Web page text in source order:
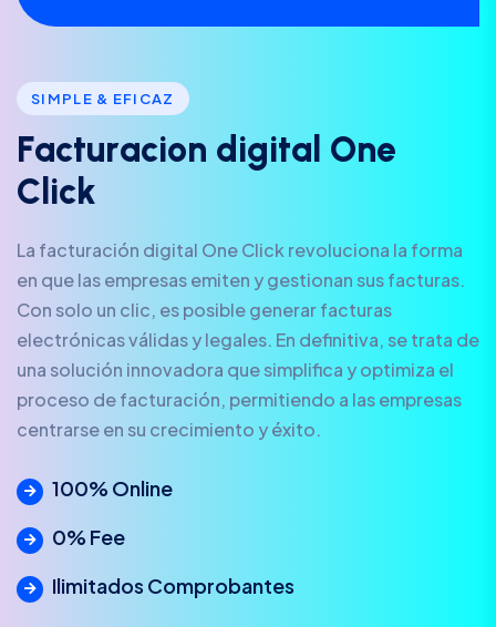
SIMPLE & EFICAZ
Facturacion d igita One
C ick
La facturación digital One Click revoluciona la forma
en que las empresas emiten y gestionan sus facturas.
Con solo un clic, es posible generar facturas
electrónicas válidas y legales. En definitiva, se trata de
una solución innovadora que simplifica y optimiza el
proceso de facturación, permitiendo a las empresas
centrarse en su crecimiento y éxito.
100% Online
0% Fee
Ilimitados Comprobantes